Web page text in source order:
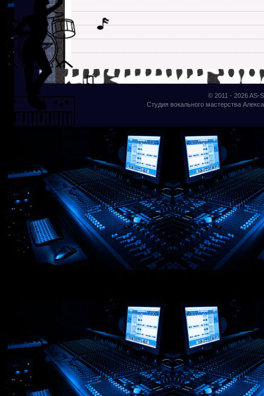
© 2011 - 2026AS-
Студия вокального мастерства